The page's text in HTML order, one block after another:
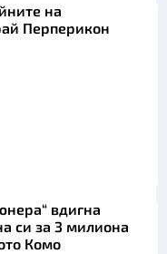
на
Перперикон
вдигна
си за 3 милиона
Комо